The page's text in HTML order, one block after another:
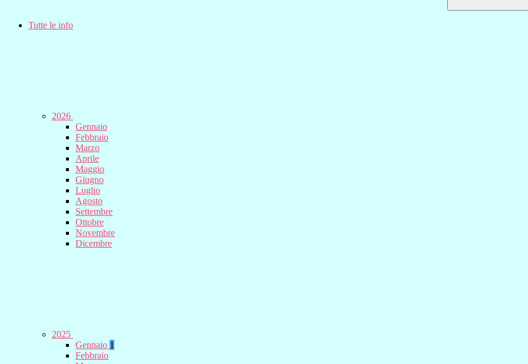
Tutte le info
2026
Gennaio
Febbraio
Marzo
Aprile
Maggio
Giugno
Luglio
Agosto
Settembre
Ottobre
Novembre
Dicembre
2025
Gennaio 1
Febbraio